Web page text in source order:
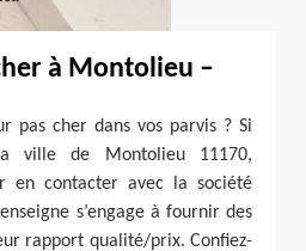
à Montolieu –
pas cher dans vos parvis ? Si
ville de Montolieu 11170,
en contacter avec la société
s’engage à fournir des
rapport qualité/prix. Confiez-